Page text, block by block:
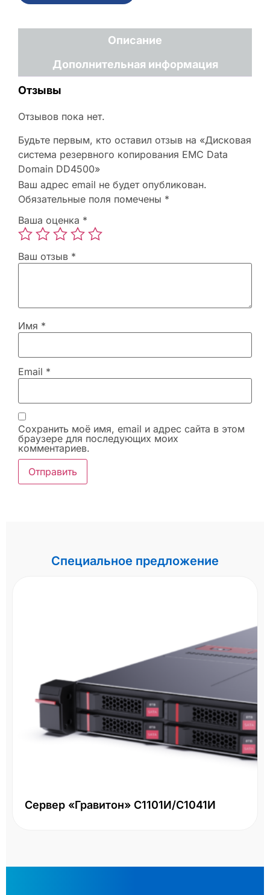
Описание
Дополнительная информация
Отзывы
Отзывов пока нет.
Будьте первым, кто оставил отзыв на «Дисковая
система резервного копирования EMC Data
Domain DD4500»
Ваш адрес email не будет опубликован.
Обязательные поля помечены *
Ваша оценка *
Ваш отзыв *
Имя *
Email *
Сохранить моё имя, email и адрес сайта в этом
браузере для последующих моих
комментариев.
Специальное предложение
Сервер «Гравитон» С1101И/С1041И